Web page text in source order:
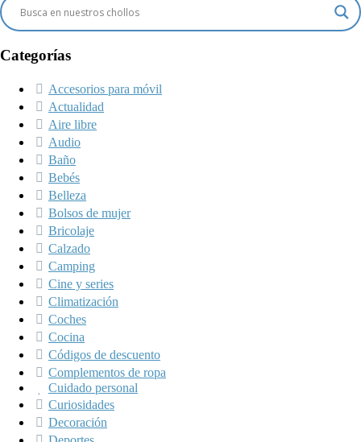
Categorías
Accesorios para móvil
Actualidad
Aire libre
Audio
Baño
Bebés
Belleza
Bolsos de mujer
Bricolaje
Calzado
Camping
Cine y series
Climatización
Coches
Cocina
Códigos de descuento
Complementos de ropa
Cuidado personal
Curiosidades
Decoración